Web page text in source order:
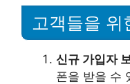
고객들을 위
신규 가입자
폰을 받을 수